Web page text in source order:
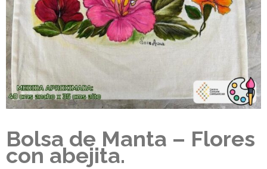
Bolsa de Manta – Flores
con abejita.